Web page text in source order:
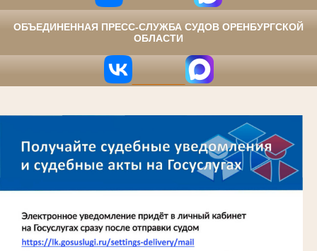
ОБЪЕДИНЕННАЯ ПРЕСС-СЛУЖБА СУДОВ ОРЕНБУРГСКОЙ
ОБЛАСТИ